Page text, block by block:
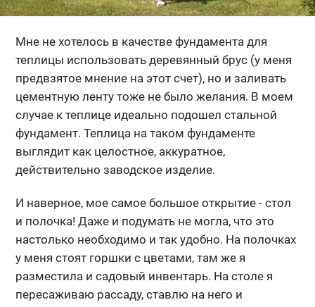
Мне не хотелось в качестве фундамента для
теплицы использовать деревянный брус (у меня
предвзятое мнение на этот счет), но и заливать
цементную ленту тоже не было желания. В моем
случае к теплице идеально подошел стальной
фундамент. Теплица на таком фундаменте
выглядит как целостное, аккуратное,
действительно заводское изделие.
И наверное, мое самое большое открытие - стол
и полочка! Даже и подумать не могла, что это
настолько необходимо и так удобно. На полочках
у меня стоят горшки с цветами, там же я
разместила и садовый инвентарь. На столе я
пересаживаю рассаду, ставлю на него и